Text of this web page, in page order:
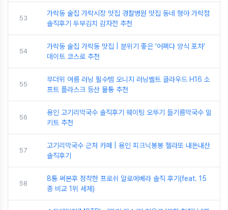
53
가락동 술집 가락시장 맛집 경찰병원 맛집 동네 형아 가락점
솔직후기 두부김치 감자전 추천
54
가락동 술집 가락동 맛집 | 분위기 좋은 '어쩌다 양식 포차'
데이트 코스로 추천
55
무더위 여름 러닝 필수템 오니지 러닝벨트 클라우드 H16 소
프트 플라스크 등산 물통 추천
56
용인 고기리막국수 솔직후기 웨이팅 오뚜기 들기름막국수 밀
키트 추천
57
고기리막국수 근처 카페 | 용인 피크닉봉봉 젤라또 내돈내산
솔직후기
58
8통 써본후 정착한 프로쉬 알로에베라 솔직 후기(feat. 15
종 비교 1위 세제)